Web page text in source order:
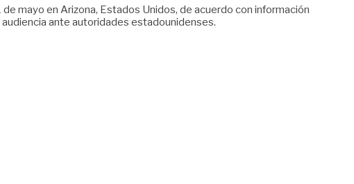
mayo en Arizona, Estados Unidos, de acuerdo con información
ante autoridades estadounidenses.